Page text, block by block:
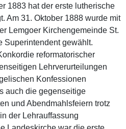
1883 hat der erste lutherische
Am 31. Oktober 1888 wurde mit
Lemgoer Kirchengemeinde St.
Superintendent gewählt.
reformatorischer
Lehrverurteilungen
Konfessionen
auch die gegenseitige
und Abendmahlsfeiern trotz
der Lehrauffassung